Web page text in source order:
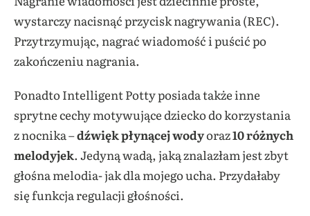
wystarczy nacisnąć przycisk nagrywania (REC).
Przytrzymując, nagrać wiadomość i puścić po
zakończeniu nagrania.
Ponadto Intelligent Potty posiada także inne
sprytne cechy motywujące dziecko do korzystania
z nocnika –dźwięk płynącej wodyoraz10 różnych
melodyjek. Jedyną wadą, jaką znalazłam jest zbyt
głośna melodia- jak dla mojego ucha. Przydałaby
się funkcja regulacji głośności.